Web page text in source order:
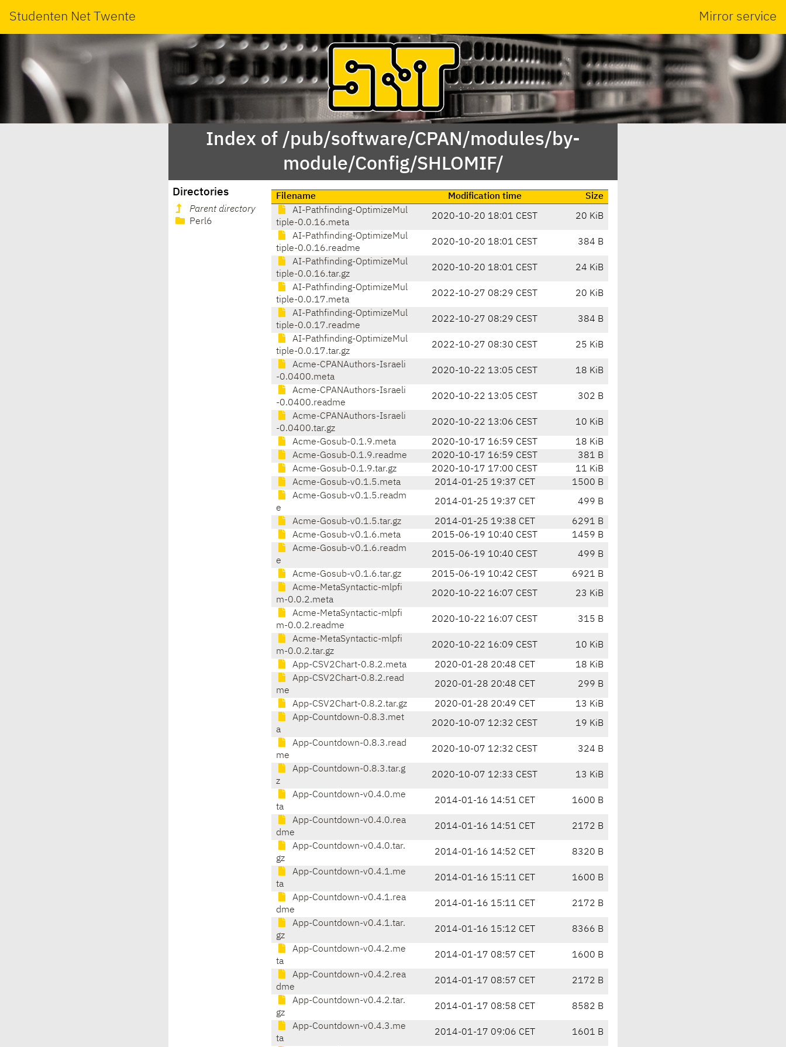
Studenten Net Twente Mirror service
Index of /pub/software/CPAN/modules/by-
module/Config/SHLOMIF/
Directories
Parent directory
Perl6
Filename Modification time
Size
AI-Pathfinding-OptimizeMul
tiple-0.0.16.meta
2020-10-20 18:01 CEST 20 KiB
AI-Pathfinding-OptimizeMul
tiple-0.0.16.readme
2020-10-20 18:01 CEST 384 B
AI-Pathfinding-OptimizeMul
tiple-0.0.16.tar.gz
2020-10-20 18:01 CEST 24 KiB
AI-Pathfinding-OptimizeMul
tiple-0.0.17.meta
2022-10-27 08:29 CEST 20 KiB
AI-Pathfinding-OptimizeMul
tiple-0.0.17.readme
2022-10-27 08:29 CEST 384 B
AI-Pathfinding-OptimizeMul
tiple-0.0.17.tar.gz
2022-10-27 08:30 CEST 25 KiB
Acme-CPANAuthors-Israeli
-0.0400.meta
2020-10-22 13:05 CEST 18 KiB
Acme-CPANAuthors-Israeli
-0.0400.readme
2020-10-22 13:05 CEST 302 B
Acme-CPANAuthors-Israeli
-0.0400.tar.gz
2020-10-22 13:06 CEST 10 KiB
Acme-Gosub-0.1.9.meta 2020-10-17 16:59 CEST
18 KiB
Acme-Gosub-0.1.9.readme
2020-10-17 16:59 CEST
381 B
Acme-Gosub-0.1.9.tar.gz
2020-10-17 17:00 CEST
11 KiB
Acme-Gosub-v0.1.5.meta
2014-01-25 19:37 CET
1500 B
Acme-Gosub-v0.1.5.readm
e
2014-01-25 19:37 CET 499 B
Acme-Gosub-v0.1.5.tar.gz 2014-01-25 19:38 CET
6291 B
Acme-Gosub-v0.1.6.meta
2015-06-19 10:40 CEST
1459 B
Acme-Gosub-v0.1.6.readm
e
2015-06-19 10:40 CEST 499 B
Acme-Gosub-v0.1.6.tar.gz 2015-06-19 10:42 CEST
6921 B
Acme-MetaSyntactic-mlpfi
m-0.0.2.meta
2020-10-22 16:07 CEST 23 KiB
Acme-MetaSyntactic-mlpfi
m-0.0.2.readme
2020-10-22 16:07 CEST 315 B
Acme-MetaSyntactic-mlpfi
m-0.0.2.tar.gz
2020-10-22 16:09 CEST 10 KiB
App-CSV2Chart-0.8.2.meta 2020-01-28 20:48 CET
18 KiB
App-CSV2Chart-0.8.2.read
me
2020-01-28 20:48 CET 299 B
App-CSV2Chart-0.8.2.tar.gz 2020-01-28 20:49 CET
13 KiB
App-Countdown-0.8.3.met
a
2020-10-07 12:32 CEST 19 KiB
App-Countdown-0.8.3.read
me
2020-10-07 12:32 CEST 324 B
App-Countdown-0.8.3.tar.g
z
2020-10-07 12:33 CEST 13 KiB
App-Countdown-v0.4.0.me
ta
2014-01-16 14:51 CET 1600 B
App-Countdown-v0.4.0.rea
dme
2014-01-16 14:51 CET 2172 B
App-Countdown-v0.4.0.tar.
gz
2014-01-16 14:52 CET 8320 B
App-Countdown-v0.4.1.me
ta
2014-01-16 15:11 CET 1600 B
App-Countdown-v0.4.1.rea
dme
2014-01-16 15:11 CET 2172 B
App-Countdown-v0.4.1.tar.
gz
2014-01-16 15:12 CET 8366 B
App-Countdown-v0.4.2.me
ta
2014-01-17 08:57 CET 1600 B
App-Countdown-v0.4.2.rea
dme
2014-01-17 08:57 CET 2172 B
App-Countdown-v0.4.2.tar.
gz
2014-01-17 08:58 CET 8582 B
App-Countdown-v0.4.3.me
ta
2014-01-17 09:06 CET 1601 B